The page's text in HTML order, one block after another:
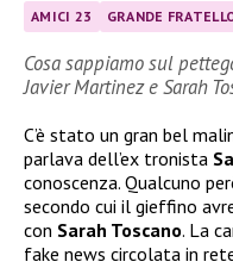
AMICI 23 GRANDE
Cosa sappiamo sul
Javier Martinez e Sarah
C’è stato un gran bel
parlava dell’ex tronista
conoscenza. Qualcuno
secondo cui il gieffino
con Sarah Toscano. La
fake news circolata in